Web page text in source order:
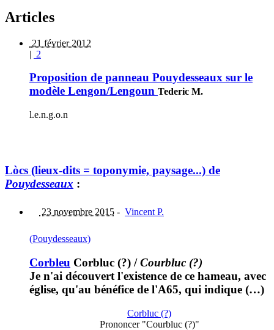
Articles
21 février 2012
| 2
Proposition de panneau Pouydesseaux sur le
modèle Lengon/Lengoun Tederic M.
l.e.n.g.o.n
Lòcs (lieux-dits = toponymie, paysage...) de
Pouydesseaux :
23 novembre 2015 - Vincent P.
(Pouydesseaux)
Corbleu Corbluc (?) /Courbluc (?)
Je n'ai découvert l'existence de ce hameau, avec
église, qu'au bénéfice de l'A65, qui indique (…)
Corbluc (?)
Prononcer "Courbluc (?)"